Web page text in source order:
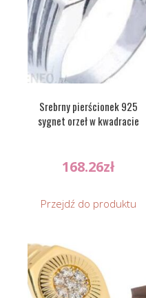
Srebrny pierścionek 925
sygnet orzeł w kwadracie
168.26zł
Przejdź do produktu